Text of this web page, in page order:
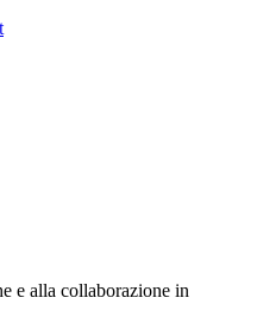
e alla collaborazione in